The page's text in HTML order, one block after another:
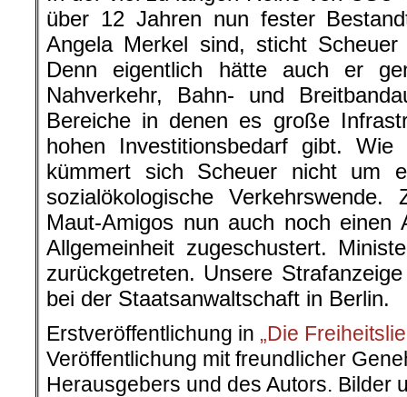
über 12 Jahren nun fester
Angela Merkel sind, sticht
Denn eigentlich hätte auch er
Nahverkehr, Bahn- und
Bereiche in denen es große
hohen Investitionsbedarf gibt. Wie
kümmert sich Scheuer nicht um
sozialökologische
Maut-Amigos nun auch noch einen
Allgemeinheit zugeschustert.
zurückgetreten. Unsere
bei der Staatsanwaltschaft in Berlin.
Erstveröffentlichung in „Die
Veröffentlichung mit freundlicher
Herausgebers und des Autors. Bilder